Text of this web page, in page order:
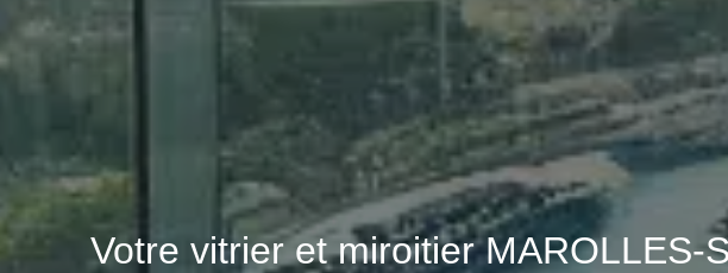
Votre vitrier et miroitier MAROLLES-